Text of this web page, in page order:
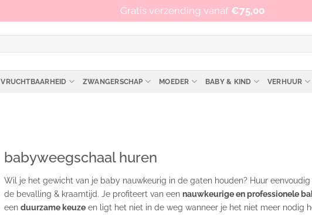
Op werkdagen vóór 15:00 besteld, zelfde dag verzonden!
VRUCHTBAARHEID ZWANGERSCHAP MOEDER BABY & KIND VERHUUR
babyweegschaal huren
Wil je het gewicht van je baby nauwkeurig in de gaten houden? Huur
de bevalling & kraamtijd. Je profiteert van een nauwkeurige en professionele
een duurzame keuze en ligt het niet in de weg wanneer je het niet meer nodig
Gratis verzending vanaf €75,00